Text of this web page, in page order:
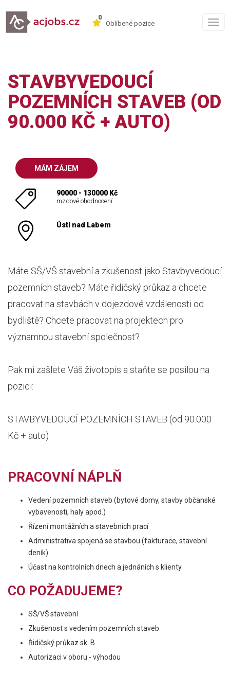
0
Oblíbené pozice
STAVBYVEDOUCÍ
POZEMNÍCH STAVEB (OD
90.000 KČ + AUTO)
MÁM ZÁJEM
90000 - 130000 Kč
mzdové ohodnocení
Ústí nad Labem
Máte SŠ/VŠ stavební a zkušenost jako Stavbyvedoucí
pozemních staveb? Máte řidičský průkaz a chcete
pracovat na stavbách v dojezdové vzdálenosti od
bydliště? Chcete pracovat na projektech pro
významnou stavební společnost?
Pak mi zašlete Váš životopis a staňte se posilou na
pozici:
STAVBYVEDOUCÍ POZEMNÍCH STAVEB (od 90.000
Kč + auto)
PRACOVNÍ NÁPLŇ
Vedení pozemních staveb (bytové domy, stavby občanské
vybavenosti, haly apod.)
Řízení montážních a stavebních prací
Administrativa spojená se stavbou (fakturace, stavební
deník)
Účast na kontrolních dnech a jednáních s klienty
CO POŽADUJEME?
SŠ/VŠ stavební
Zkušenost s vedením pozemních staveb
Řidičský průkaz sk. B
Autorizaci v oboru - výhodou